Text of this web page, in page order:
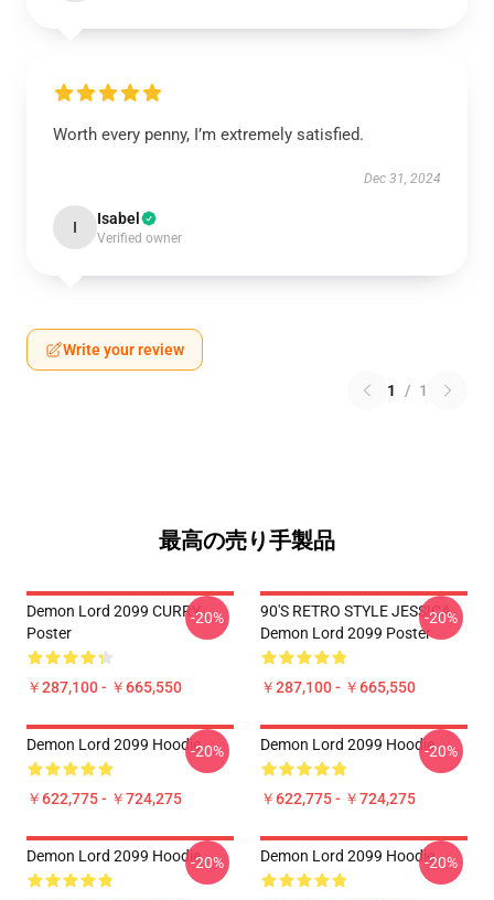
Worth every penny, I’m extremely satisfied.
Dec 31, 2024
I Isabel
Verified owner
Write your review
1 / 1
最高の売り手製品
Demon Lord 2099 CURRY
Poster
￥287,100 - ￥665,550
-20%
90'S RETRO STYLE JESSICA
Demon Lord 2099 Poster
￥287,100 - ￥665,550
-20%
Demon Lord 2099 Hoodie
￥622,775 - ￥724,275
-20% Demon Lord 2099 Hoodie
￥622,775 - ￥724,275
-20%
Demon Lord 2099 Hoodie-20% Demon Lord 2099 Hoodie-20%